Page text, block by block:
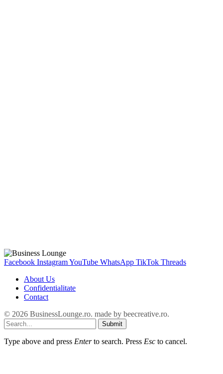
Facebook InstagramYouTube WhatsApp TikTok Threads
About Us
Confidentialitate
Contact
© 2026 BusinessLounge.ro. made by beecreative.ro.
Submit
Type above and press Enterto search. Press Esc to cancel.